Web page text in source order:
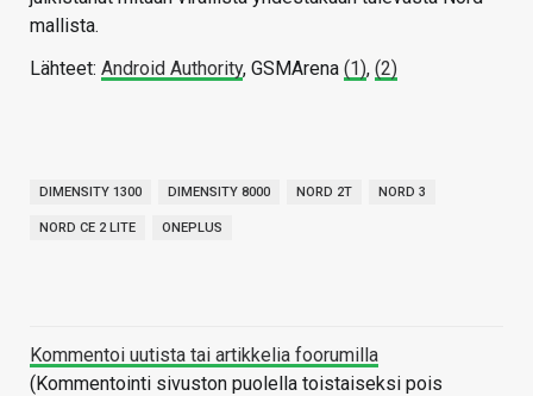
mallista.
Lähteet: Android Authority, GSMArena (1), (2)
DIMENSITY 1300 DIMENSITY 8000 NORD 2T NORD 3
NORD CE 2 LITE ONEPLUS
Kommentoi uutista tai artikkelia foorumilla
(Kommentointi sivuston puolella toistaiseksi pois